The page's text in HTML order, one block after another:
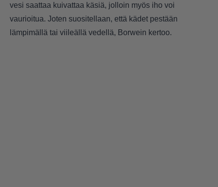
vesi saattaa kuivattaa käsiä, jolloin myös iho voi
vaurioitua. Joten suositellaan, että kädet pestään
lämpimällä tai viileällä vedellä, Borwein kertoo.